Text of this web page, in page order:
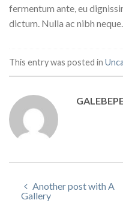
fermentum ante, eu
dictum. Nulla ac nibh
This entry was posted in
Another post with A
Gallery